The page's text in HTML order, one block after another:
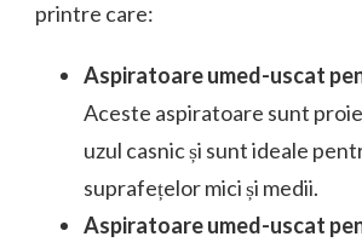
printre care:
Aspiratoare umed-uscat
Aceste aspiratoare sunt
uzul casnic și sunt ideale
suprafețelor mici și medii.
Aspiratoare umed-uscat